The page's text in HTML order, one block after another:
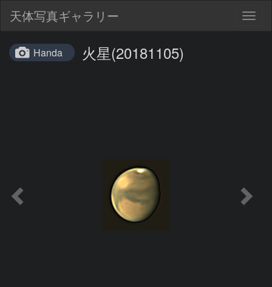
天体写真ギャラリー
Handa 火星(20181105)